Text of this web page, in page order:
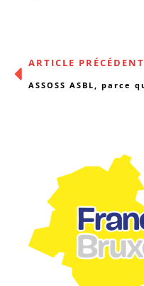
ARTICLE PRÉCÉDENT